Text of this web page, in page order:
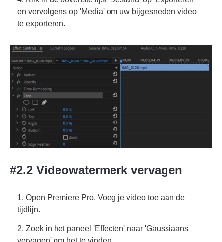
en vervolgens op 'Media' om uw bijgesneden video
te exporteren.
#2.2 Videowatermerk vervagen
1. Open Premiere Pro. Voeg je video toe aan de
tijdlijn.
2. Zoek in het paneel 'Effecten' naar 'Gaussiaans
vervagen' om het te vinden.